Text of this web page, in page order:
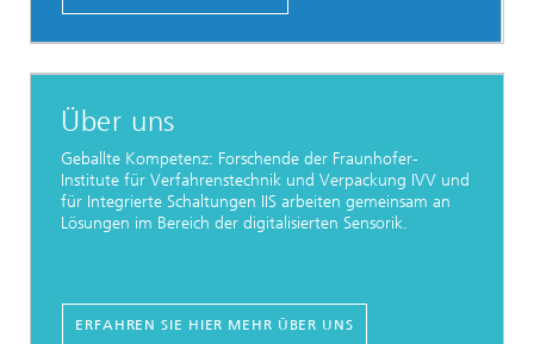
Über uns
Geballte Kompetenz: Forschende der Fraunhofer-
Institute für Verfahrenstechnik und Verpackung IVV und
für Integrierte Schaltungen IIS arbeiten gemeinsam an
Lösungen im Bereich der digitalisierten Sensorik.
ERFAHREN SIE HIER MEHR ÜBER UNS